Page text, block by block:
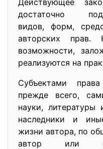
Действующее
достаточно
видов, форм,
авторских
возможности,
реализуются на
Субъектами
прежде всего,
науки,
наследники и
жизни автора, по
автор или